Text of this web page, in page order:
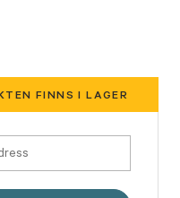
FINNS I LAGER